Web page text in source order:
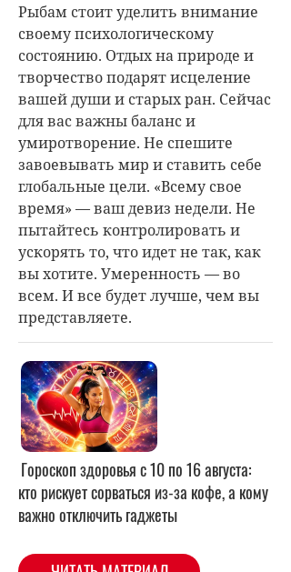
Рыбам стоит уделить внимание
своему психологическому
состоянию. Отдых на природе и
творчество подарят исцеление
вашей души и старых ран. Сейчас
для вас важны баланс и
умиротворение. Не спешите
завоевывать мир и ставить себе
глобальные цели. «Всему свое
время» — ваш девиз недели. Не
пытайтесь контролировать и
ускорять то, что идет не так, как
вы хотите. Умеренность — во
всем. И все будет лучше, чем вы
представляете.